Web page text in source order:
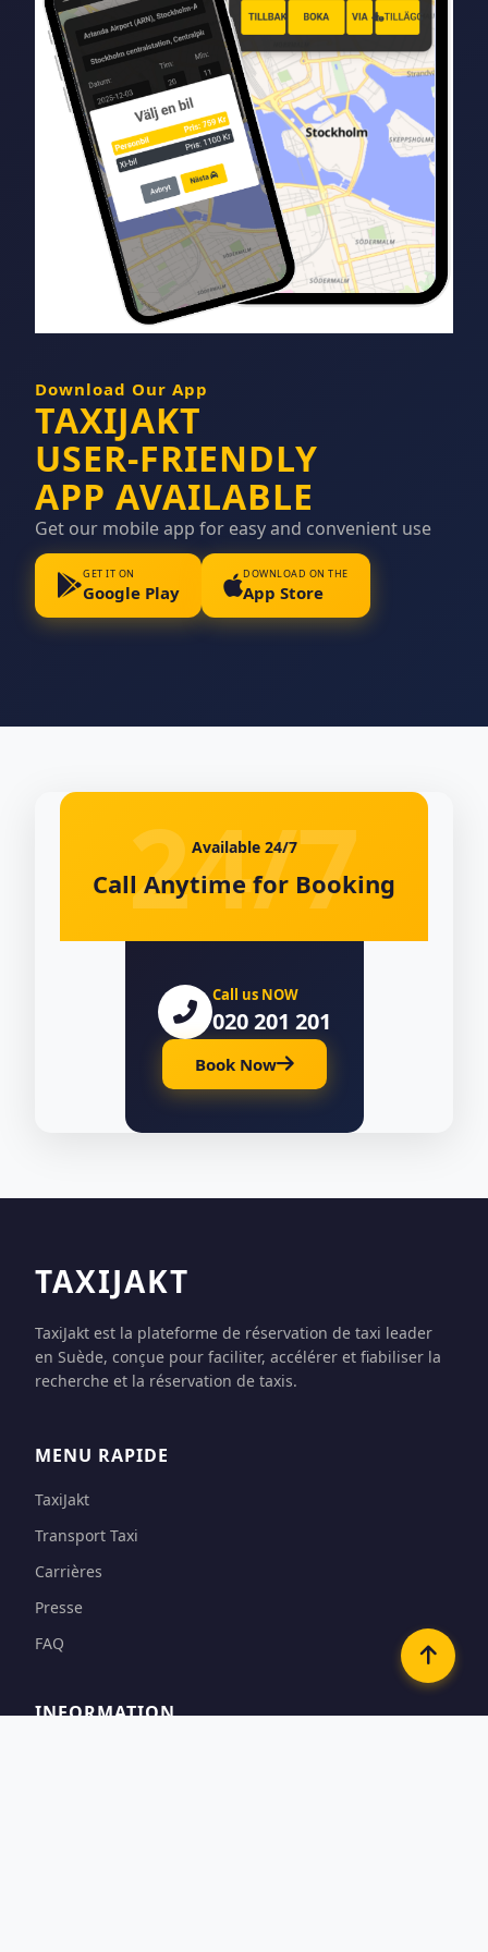
Download Our App
TAXIJAKT
USER-FRIENDLY
APP AVAILABLE
Get our mobile app for easy and convenient use
GET IT ON
Google Play
DOWNLOAD ON THE
App Store
Available 24/7
Call Anytime for Booking
Call us NOW
020 201 201
Book Now
TAXIJAKT
TaxiJakt est la plateforme de réservation de taxi leader
en Suède, conçue pour faciliter, accélérer et fiabiliser la
recherche et la réservation de taxis.
MENU RAPIDE
TaxiJakt
Transport Taxi
Carrières
Presse
FAQ
INFORMATION